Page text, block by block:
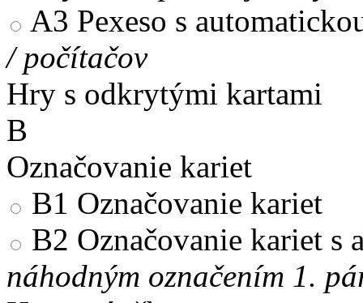
A3 Pexeso s
/ počítačov
Hry s odkrytými kartami
B
Označovanie kariet
B1 Označovanie kariet
B2 Označovanie kariet s
náhodným označením 1.